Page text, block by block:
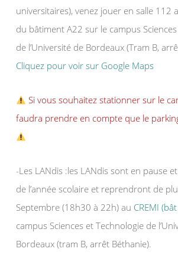
universitaires), venez jouer en salle 112
du bâtiment A22 sur le campus
de l’Université de Bordeaux (Tram B,
Cliquez pour voir sur Google Maps
Si vous souhaitez stationner sur le
faudra prendre en compte que le
-Les LANdis :les LANdis sont en pause
de l’année scolaire et reprendront de
Septembre (18h30 à 22h) au CREMI
campus Sciences et Technologie de
Bordeaux (tram B, arrêt Béthanie).